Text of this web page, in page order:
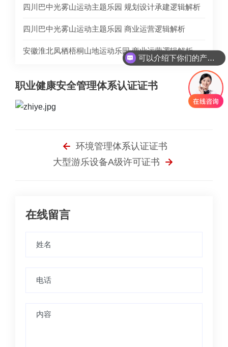
四川巴中光雾山运动主题乐园 规划设计承建逻辑解析
四川巴中光雾山运动主题乐园 商业运营逻辑解析
安徽淮北凤栖梧桐山地运动乐园 商业运营逻辑解析
职业健康安全管理体系认证证书
环境管理体系认证证书
大型游乐设备A级许可证书
在线留言
可以介绍下你们的产品么